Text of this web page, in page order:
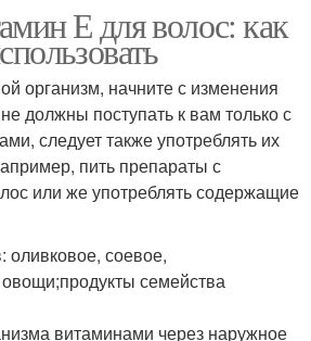
Е для волос: как
организм, начните с изменения
должны поступать к вам только с
следует также употреблять их
пить препараты с
или же употреблять содержащие
оливковое, соевое,
семейства
витаминами через наружное